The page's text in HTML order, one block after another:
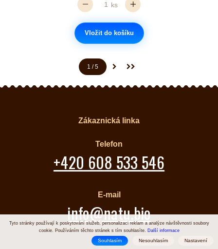
ks
Vložit do košíku
1 / 5(aktuální)Další stránka
Zákaznická linka
Telefon
+420 608 533 546
E-mail
info@natu.bio
Tyto stránky používají k poskytování služeb, personalizaci reklam a analýze návštěvnosti soubory
cookie. Používáním těchto stránek s tím souhlasíte.
Další informace
Nastavení
Nesouhlasím
Souhlasím